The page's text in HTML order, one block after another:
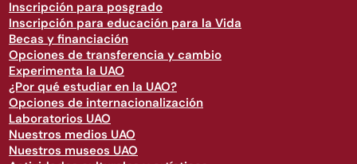
Inscripción para posgrado
Inscripción para educación para la Vida
Becas y financiación
Opciones de transferencia y cambio
Experimenta la UAO
¿Por qué estudiar en la UAO?
Opciones de internacionalización
Laboratorios UAO
Nuestros medios UAO
Nuestros museos UAO